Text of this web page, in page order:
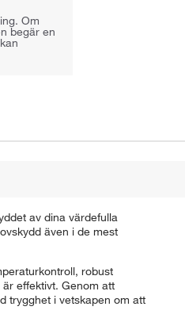
Om
begär en
av dina värdefulla
även i de mest
robust
effektivt. Genom att
trygghet i vetskapen om att